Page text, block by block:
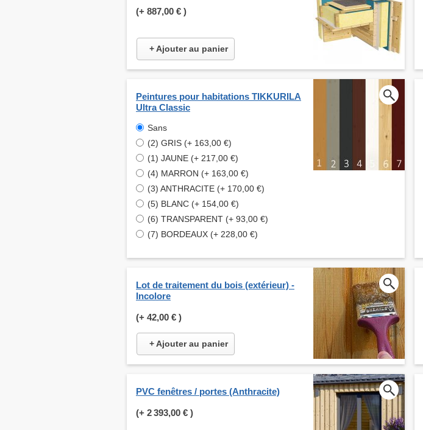
(+ 887,00 € )
+ Ajouter au panier
Peintures pour habitations TIKKURILA
Ultra Classic
Sans
(2) GRIS (+ 163,00 €)
(1) JAUNE (+ 217,00 €)
(4) MARRON (+ 163,00 €)
(3) ANTHRACITE (+ 170,00 €)
(5) BLANC (+ 154,00 €)
(6) TRANSPARENT (+ 93,00 €)
(7) BORDEAUX (+ 228,00 €)
Lot de traitement du bois (extérieur) -
Incolore
(+ 42,00 € )
+ Ajouter au panier
PVC fenêtres / portes (Anthracite)
(+ 2 393,00 € )